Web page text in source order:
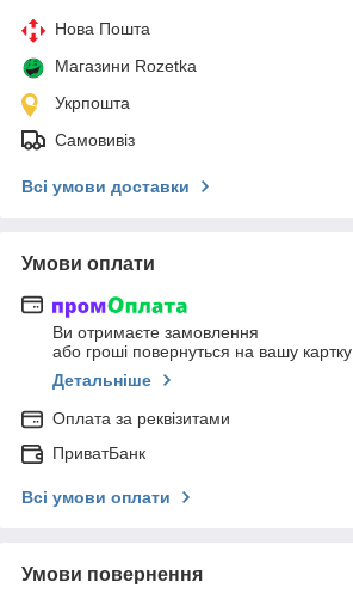
Нова Пошта
Магазини Rozetka
Укрпошта
Самовивіз
Всі умови доставки
Умови оплати
Ви отримаєте замовлення
або гроші повернуться на вашу картку
Детальніше
Оплата за реквізитами
ПриватБанк
Всі умови оплати
Умови повернення